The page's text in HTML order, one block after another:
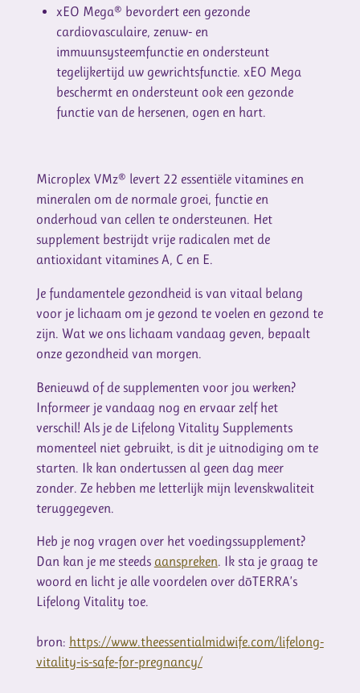
xEO Mega® bevordert een gezonde
cardiovasculaire, zenuw- en
immuunsysteemfunctie en ondersteunt
tegelijkertijd uw gewrichtsfunctie. xEO Mega
beschermt en ondersteunt ook een gezonde
functie van de hersenen, ogen en hart.
Microplex VMz® levert 22 essentiële vitamines en
mineralen om de normale groei, functie en
onderhoud van cellen te ondersteunen. Het
supplement bestrijdt vrije radicalen met de
antioxidant vitamines A, C en E.
Je fundamentele gezondheid is van vitaal belang
voor je lichaam om je gezond te voelen en gezond te
zijn. Wat we ons lichaam vandaag geven, bepaalt
onze gezondheid van morgen.
Benieuwd of de supplementen voor jou werken?
Informeer je vandaag nog en ervaar zelf het
verschil! Als je de Lifelong Vitality Supplements
momenteel niet gebruikt, is dit je uitnodiging om te
starten. Ik kan ondertussen al geen dag meer
zonder. Ze hebben me letterlijk mijn levenskwaliteit
teruggegeven.
Heb je nog vragen over het voedingssupplement?
Dan kan je me steeds aanspreken. Ik sta je graag te
woord en licht je alle voordelen over dōTERRA’s
Lifelong Vitality toe.
bron: https://www.theessentialmidwife.com/lifelong-
vitality-is-safe-for-pregnancy/